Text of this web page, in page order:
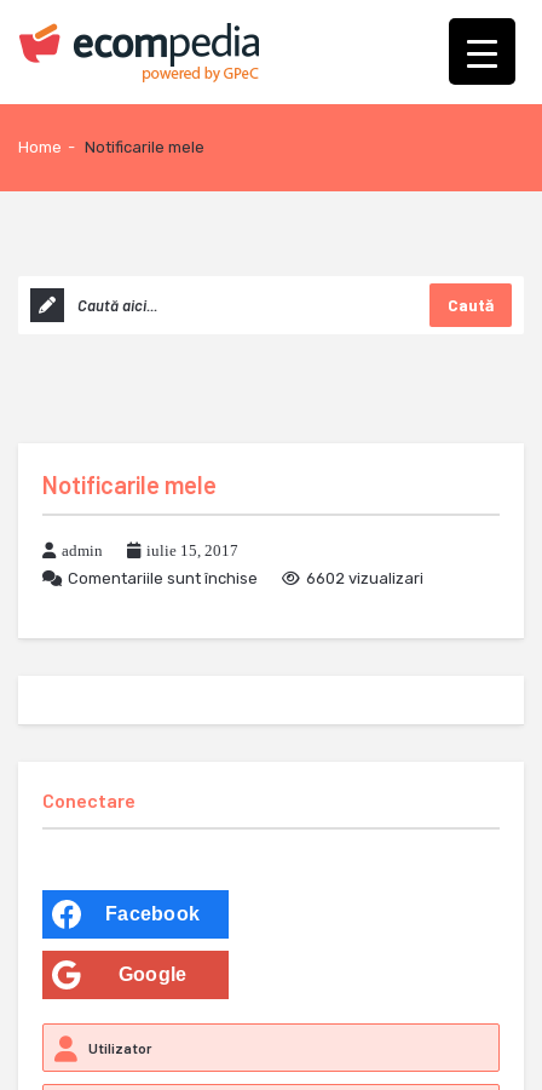
Home - Notificarile mele
Caută
Notificarile mele
admin
iulie 15, 2017
Comentariile sunt închise
6602 vizualizari
Conectare
Facebook
Google